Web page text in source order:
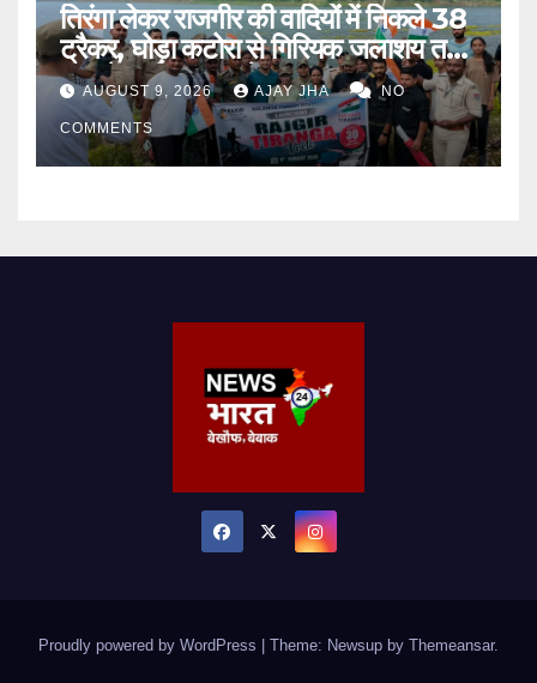
तिरंगा लेकर राजगीर की वादियों में निकले 38
ट्रैकर, घोड़ा कटोरा से गिरियक जलाशय तक
गूंजा देशभक्ति का संदेश
AUGUST 9, 2026 AJAY JHA NO
COMMENTS
Proudly powered by WordPress Theme: Newsup by Themeansar.